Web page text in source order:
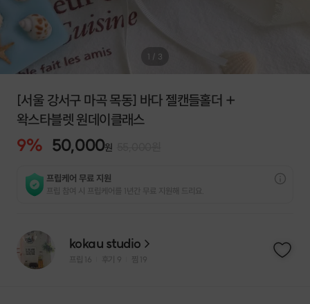
1 / 3
[서울 강서구 마곡 목동] 바다 젤캔들홀더 +
왁스타블렛 원데이클래스
9% 50,000원
프립케어 무료 지원
프립 참여 시 프립케어를 1년간 무료 지원해 드리요.
kokau studio
프립 16 후기 9 찜 19